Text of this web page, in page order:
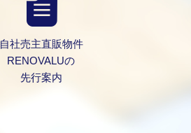
自社売主直販物件
RENOVALUの
先行案内